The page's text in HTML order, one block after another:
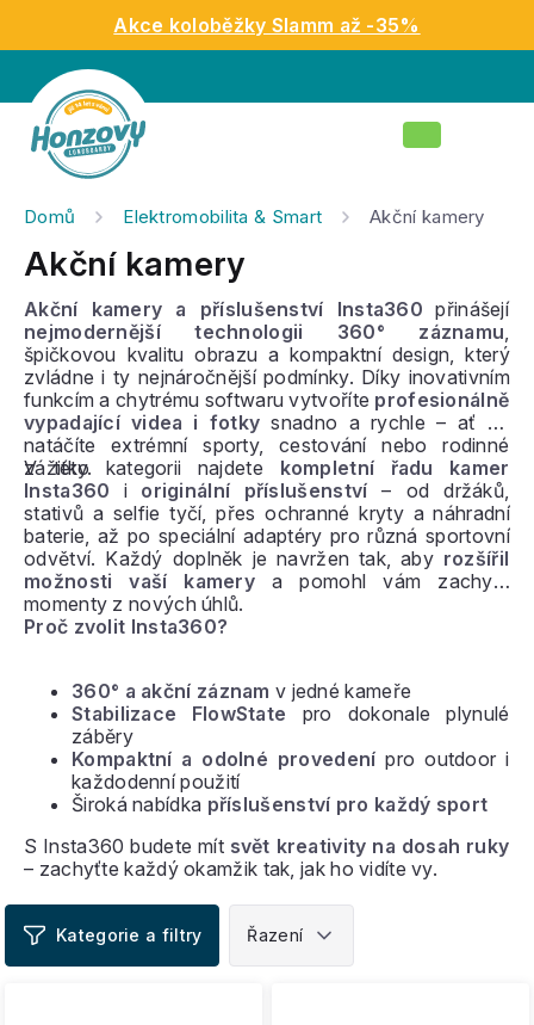
obsah
Akce koloběžky Slamm až -35%
Nákupní
Domů Elektromobilita & Smart Akční kamery
Akční kamery
Akční kamery a příslušenství Insta360 přinášejí
nejmodernější technologii 360° záznamu,
špičkovou kvalitu obrazu a kompaktní design, který
zvládne i ty nejnáročnější podmínky. Díky inovativním
funkcím a chytrému softwaru vytvoříte profesionálně
vypadající videa i fotky snadno a rychle – ať už
natáčíte extrémní sporty, cestování nebo rodinné
zážitky.
V této kategorii najdete kompletní řadu kamer
Insta360 i originální příslušenství – od držáků,
stativů a selfie tyčí, přes ochranné kryty a náhradní
baterie, až po speciální adaptéry pro různá sportovní
odvětví. Každý doplněk je navržen tak, aby rozšířil
možnosti vaší kamery a pomohl vám zachytit
momenty z nových úhlů.
Proč zvolit Insta360?
360° a akční záznam v jedné kameře
Stabilizace FlowState pro dokonale plynulé
záběry
Kompaktní a odolné provedení pro outdoor i
každodenní použití
Široká nabídka příslušenství pro každý sport
S Insta360 budete mít svět kreativity na dosah ruky
– zachyťte každý okamžik tak, jak ho vidíte vy.
ý
p